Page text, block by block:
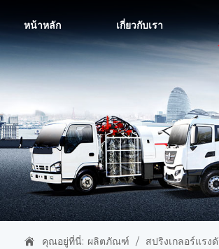
หน้าหลัก เกี่ยวกับเรา
คุณอยู่ที่นี่: ผลิตภัณฑ์ / สปริงเกลอร์แรง